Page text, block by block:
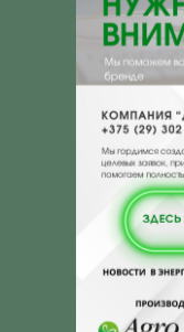
•
• Не
•
3306, BS
•
улучшенный
• Не
исключает
деталей